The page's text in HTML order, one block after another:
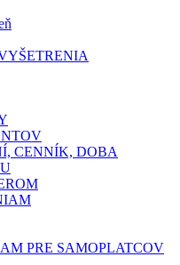
CENNÍK, DOBA
PRE SAMOPLATCOV